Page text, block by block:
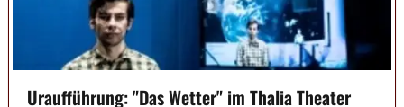
Uraufführung: "Das Wetter" im Thalia Theater